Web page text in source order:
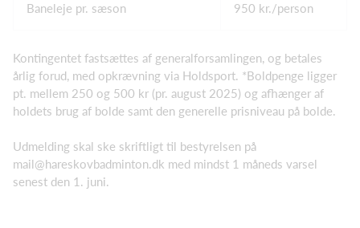
Baneleje pr. sæson 950 kr./person
Kontingentet fastsættes af generalforsamlingen, og betales
årlig forud, med opkrævning via Holdsport. *Boldpenge ligger
pt. mellem 250 og 500 kr (pr. august 2025) og afhænger af
holdets brug af bolde samt den generelle prisniveau på bolde.
Udmelding skal ske skriftligt til bestyrelsen på
mail@hareskovbadminton.dk med mindst 1 måneds varsel
senest den 1. juni.